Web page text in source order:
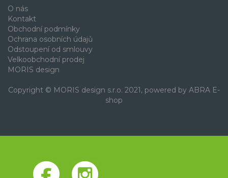
O nás
Kontakt
Obchodní podmínky
Ochrana osobních údajů
Odstoupení od smlouvy
Velkoobchodní prodej
MORIS design
Copyright © MORIS design s.r.o. 2021, powered by ABRA E-
shop